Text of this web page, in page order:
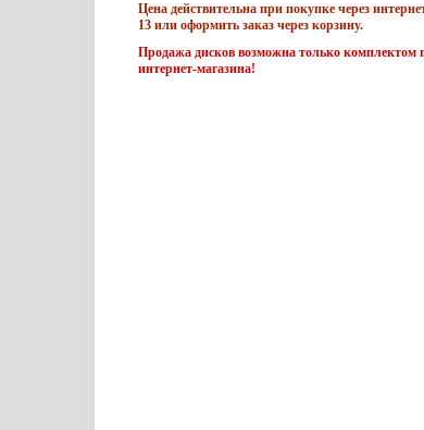
Цена действительна при покупке через
13 или оформить заказ через корзину.
Продажа дисков возможна только комплектом
интернет-магазина!